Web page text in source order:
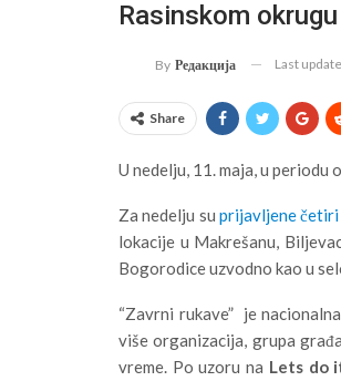
Rasinskom okrugu
By Редакција Last
Share
U nedelju, 11. maja, u periodu
Za nedelju suprijavljene četiri
lokacije u Makrešanu,
Bogorodice uzvodno kao u
“Zavrni rukave” je
više organizacija, grupa
vreme. Po uzoru na Lets do